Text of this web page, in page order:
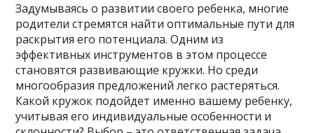
Задумываясь о развитии своего ребенка, многие
родители стремятся найти оптимальные пути для
раскрытия его потенциала. Одним из
эффективных инструментов в этом процессе
становятся развивающие кружки. Но среди
многообразия предложений легко растеряться.
Какой кружок подойдет именно вашему ребенку,
учитывая его индивидуальные особенности и